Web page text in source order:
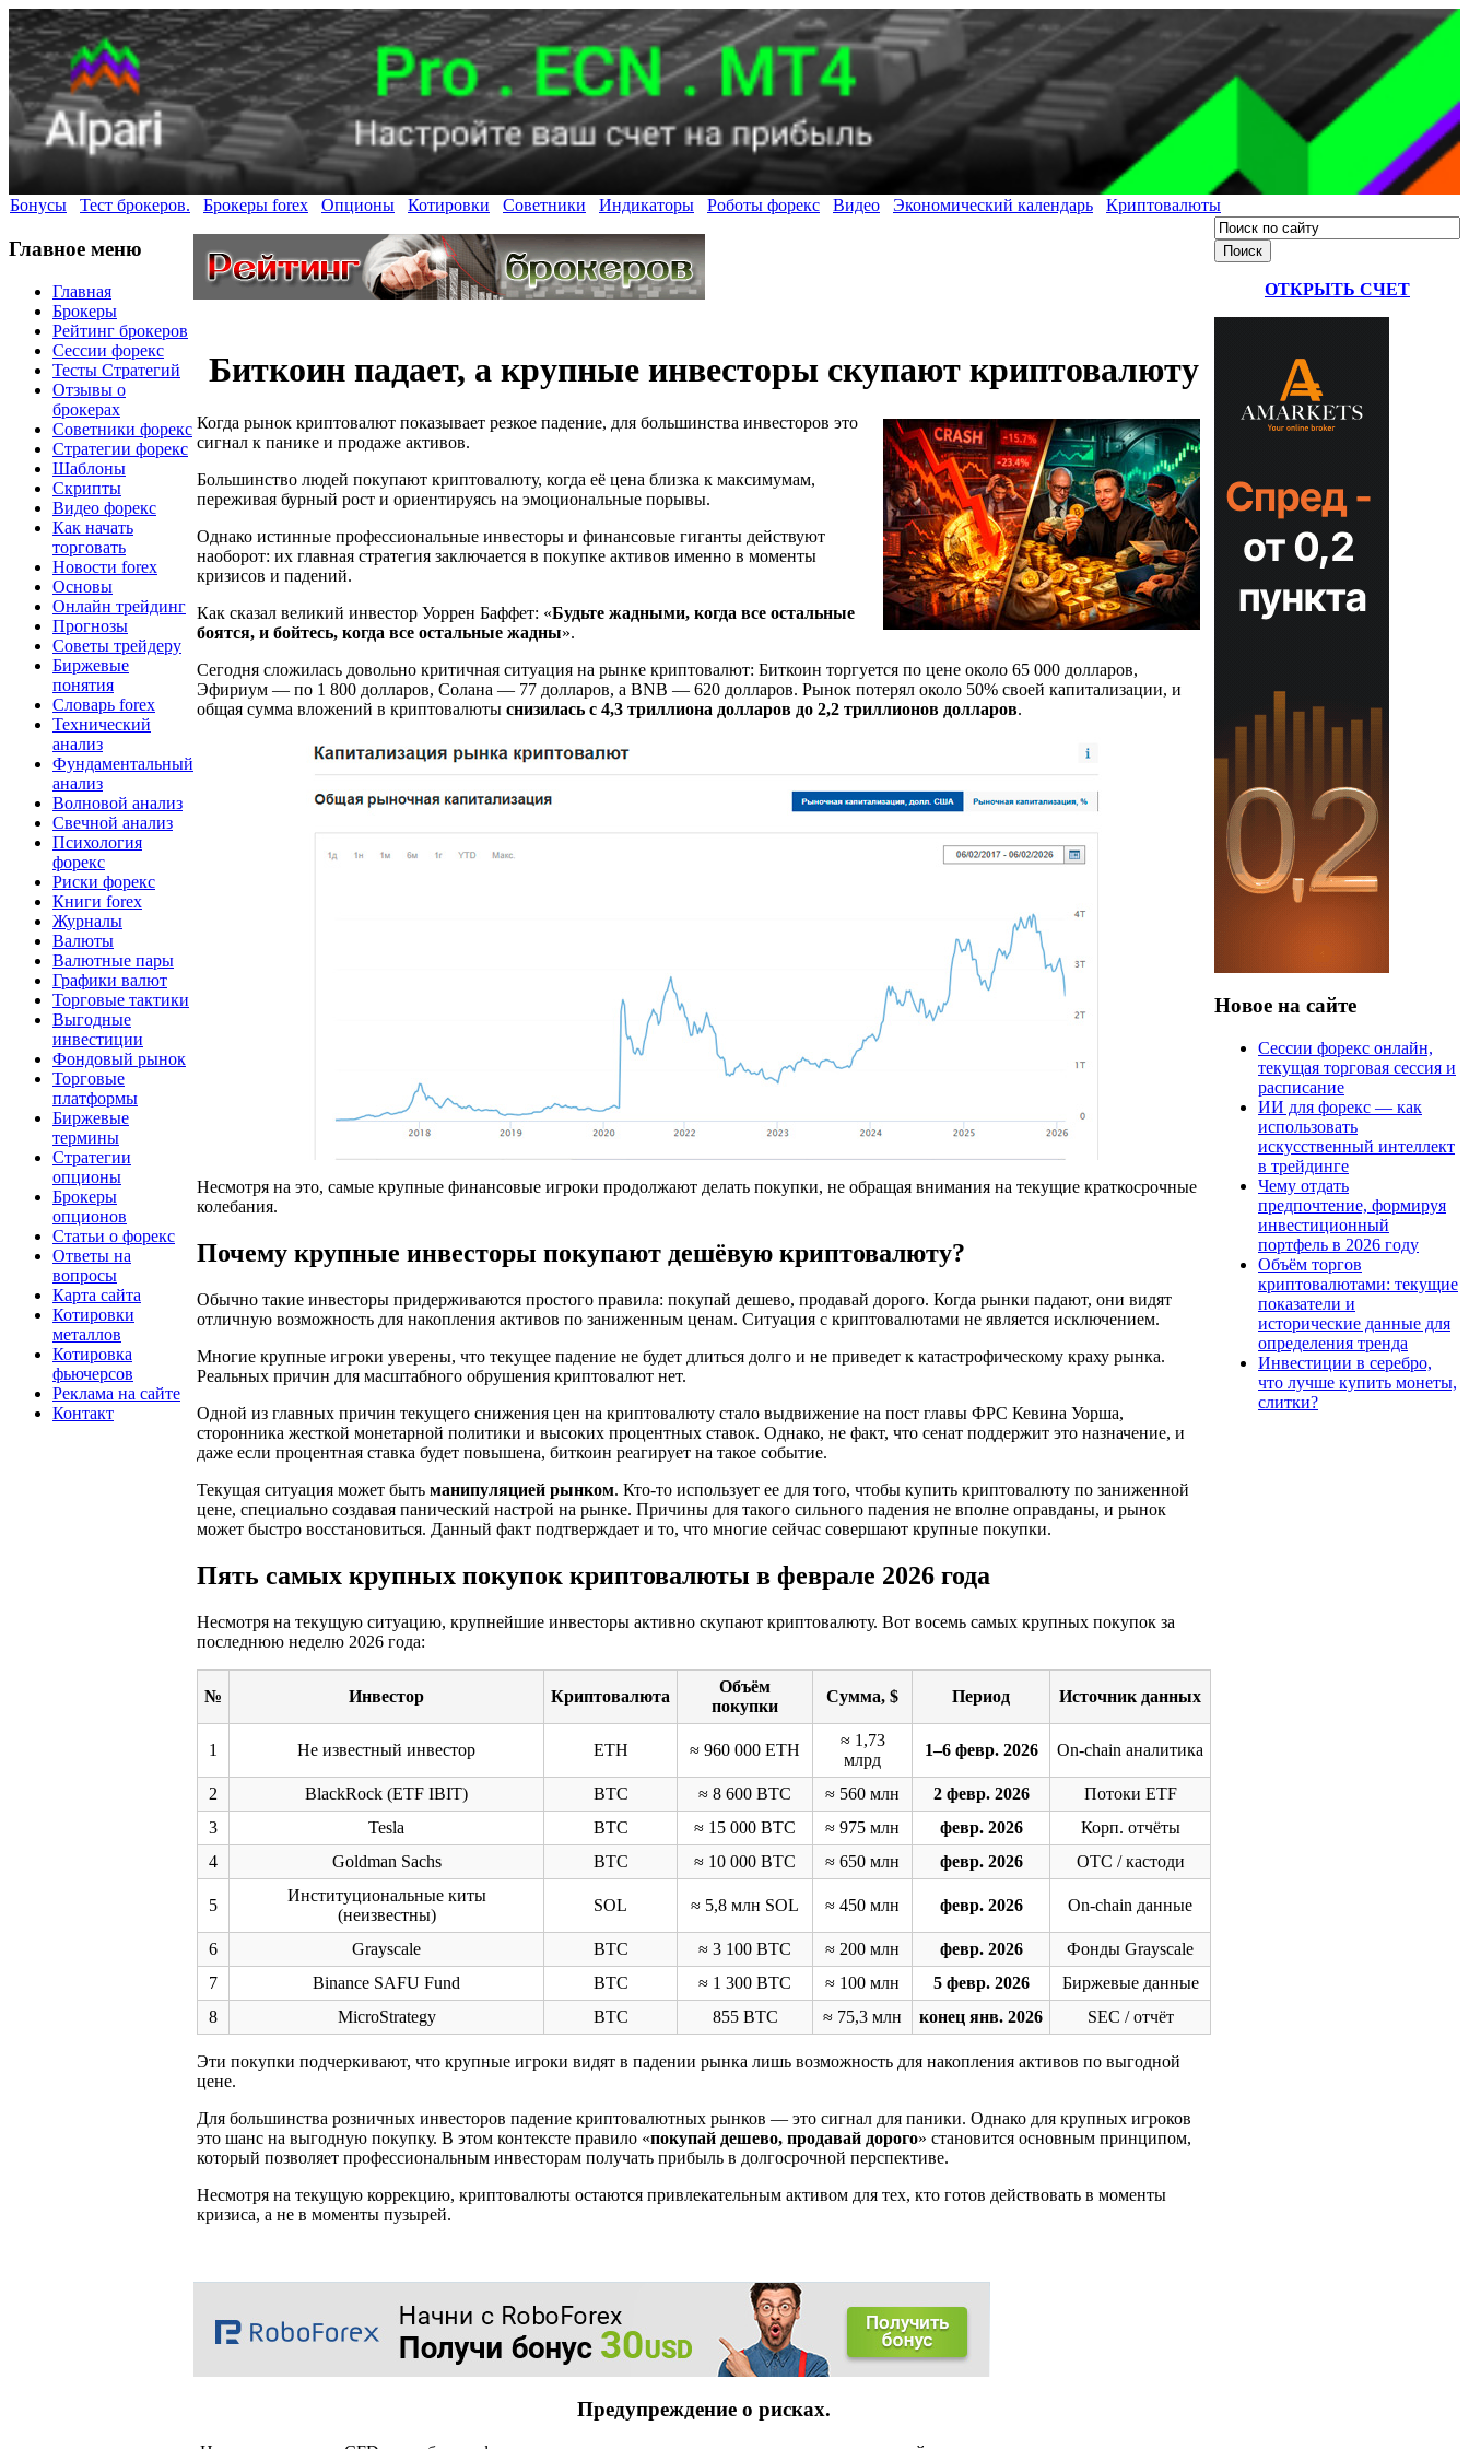
Бонусы Тест брокеров. Брокеры forex Опционы Котировки Советники Индикаторы Роботы форекс Видео Экономический календарь Криптовалюты
Главное меню
Главная
Брокеры
Рейтинг брокеров
Сессии форекс
Тесты Стратегий
Отзывы о
брокерах
Советники форекс
Стратегии форекс
Шаблоны
Скрипты
Видео форекс
Как начать
торговать
Новости forex
Основы
Онлайн трейдинг
Прогнозы
Советы трейдеру
Биржевые
понятия
Словарь forex
Технический
анализ
Фундаментальный
анализ
Волновой анализ
Свечной анализ
Психология
форекс
Риски форекс
Книги forex
Журналы
Валюты
Валютные пары
Графики валют
Торговые тактики
Выгодные
инвестиции
Фондовый рынок
Торговые
платформы
Биржевые
термины
Стратегии
опционы
Брокеры
опционов
Статьи о форекс
Ответы на
вопросы
Карта сайта
Котировки
металлов
Котировка
фьючерсов
Реклама на сайте
Контакт
Биткоин падает, а крупные инвесторы скупают криптовалюту
Когда рынок криптовалют показывает резкое падение, для большинства инвесторов это
сигнал к панике и продаже активов.
Большинство людей покупают криптовалюту, когда её цена близка к максимумам,
переживая бурный рост и ориентируясь на эмоциональные порывы.
Однако истинные профессиональные инвесторы и финансовые гиганты действуют
наоборот: их главная стратегия заключается в покупке активов именно в моменты
кризисов и падений.
Как сказал великий инвестор Уоррен Баффет: «Будьте жадными, когда все остальные
боятся, и бойтесь, когда все остальные жадны».
Сегодня сложилась довольно критичная ситуация на рынке криптовалют: Биткоин торгуется по цене около 65 000 долларов,
Эфириум — по 1 800 долларов, Солана — 77 долларов, а BNB — 620 долларов. Рынок потерял около 50% своей капитализации, и
общая сумма вложений в криптовалюты снизилась с 4,3 триллиона долларов до 2,2 триллионов долларов.
Несмотря на это, самые крупные финансовые игроки продолжают делать покупки, не обращая внимания на текущие краткосрочные
колебания.
Почему крупные инвесторы покупают дешёвую криптовалюту?
Обычно такие инвесторы придерживаются простого правила: покупай дешево, продавай дорого. Когда рынки падают, они видят
отличную возможность для накопления активов по заниженным ценам. Ситуация с криптовалютами не является исключением.
Многие крупные игроки уверены, что текущее падение не будет длиться долго и не приведет к катастрофическому краху рынка.
Реальных причин для масштабного обрушения криптовалют нет.
Одной из главных причин текущего снижения цен на криптовалюту стало выдвижение на пост главы ФРС Кевина Уорша,
сторонника жесткой монетарной политики и высоких процентных ставок. Однако, не факт, что сенат поддержит это назначение, и
даже если процентная ставка будет повышена, биткоин реагирует на такое событие.
Текущая ситуация может быть манипуляцией рынком. Кто-то использует ее для того, чтобы купить криптовалюту по заниженной
цене, специально создавая панический настрой на рынке. Причины для такого сильного падения не вполне оправданы, и рынок
может быстро восстановиться. Данный факт подтверждает и то, что многие сейчас совершают крупные покупки.
Пять самых крупных покупок криптовалюты в феврале 2026 года
Несмотря на текущую ситуацию, крупнейшие инвесторы активно скупают криптовалюту. Вот восемь самых крупных покупок за
последнюю неделю 2026 года:
№ Инвестор Криптовалюта
Объём
покупки
Сумма, $ Период Источник данных
1 Не известный инвестор ETH ≈ 960 000 ETH
≈ 1,73
млрд
1–6 февр. 2026 On-chain аналитика
2 BlackRock (ETF IBIT) BTC ≈ 8 600 BTC ≈ 560 млн 2 февр. 2026
Потоки ETF
3
Tesla BTC ≈ 15 000 BTC ≈ 975 млн февр. 2026
Корп. отчёты
4
Goldman Sachs BTC ≈ 10 000 BTC ≈ 650 млн февр. 2026 OTC / кастоди
5
Институциональные киты
(неизвестны)
SOL ≈ 5,8 млн SOL ≈ 450 млн февр. 2026 On-chain данные
6 Grayscale BTC ≈ 3 100 BTC ≈ 200 млн февр. 2026
Фонды Grayscale
7
Binance SAFU Fund BTC ≈ 1 300 BTC ≈ 100 млн 5 февр. 2026
Биржевые данные
8
MicroStrategy BTC 855 BTC ≈ 75,3 млн конец янв. 2026 SEC / отчёт
Эти покупки подчеркивают, что крупные игроки видят в падении рынка лишь возможность для накопления активов по выгодной
цене.
Для большинства розничных инвесторов падение криптовалютных рынков — это сигнал для паники. Однако для крупных игроков
это шанс на выгодную покупку. В этом контексте правило «покупай дешево, продавай дорого» становится основным принципом,
который позволяет профессиональным инвесторам получать прибыль в долгосрочной перспективе.
Несмотря на текущую коррекцию, криптовалюты остаются привлекательным активом для тех, кто готов действовать в моменты
кризиса, а не в моменты пузырей.
Предупреждение о рисках.
ОТКРЫТЬ СЧЕТ
Новое на сайте
Сессии форекс онлайн,
текущая торговая сессия и
расписание
ИИ для форекс — как
использовать
искусственный интеллект
в трейдинге
Чему отдать
предпочтение, формируя
инвестиционный
портфель в 2026 году
Объём торгов
криптовалютами: текущие
показатели и
исторические данные для
определения тренда
Инвестиции в серебро,
что лучше купить монеты,
слитки?